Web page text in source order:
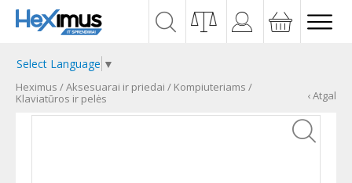
Select Language ▼
Heximus /Aksesuarai ir priedai / Kompiuteriams /
Klaviatūros ir pelės
‹ Atgal